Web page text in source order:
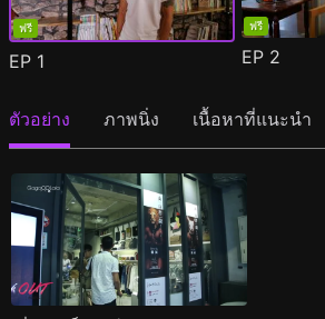
ฟรี
EP 1
ฟรี
EP 2
ตัวอย่าง ภาพนิ่ง เนื้อหาที่แนะนำ